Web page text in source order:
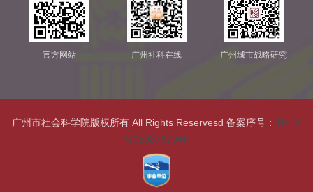
官方网站 广州社科在线 广州城市战略研究
广州市社会科学院版权所有 All Rights Reservesd 备案序号： 粤ICP
备05087679号